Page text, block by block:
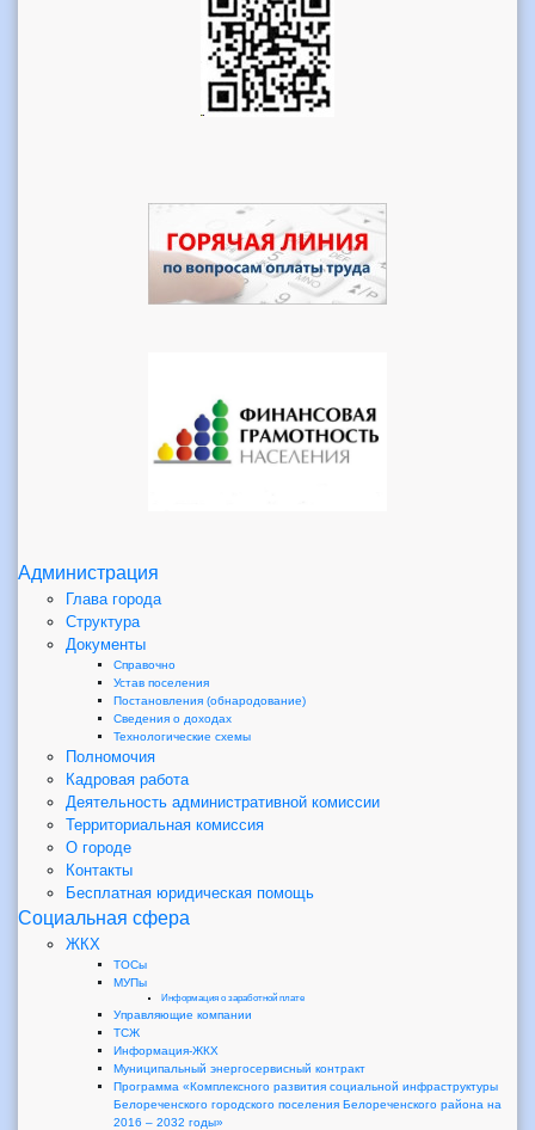
Администрация
Глава города
Структура
Документы
Справочно
Устав поселения
Постановления (обнародование)
Сведения о доходах
Технологические схемы
Полномочия
Кадровая работа
Деятельность административной комиссии
Территориальная комиссия
О городе
Контакты
Бесплатная юридическая помощь
Социальная сфера
ЖКХ
ТОСы
МУПы
Информация о заработной плате
Управляющие компании
ТСЖ
Информация-ЖКХ
Муниципальный энергосервисный контракт
Программа «Комплексного развития социальной инфраструктуры
Белореченского городского поселения Белореченского района на
2016 – 2032 годы»